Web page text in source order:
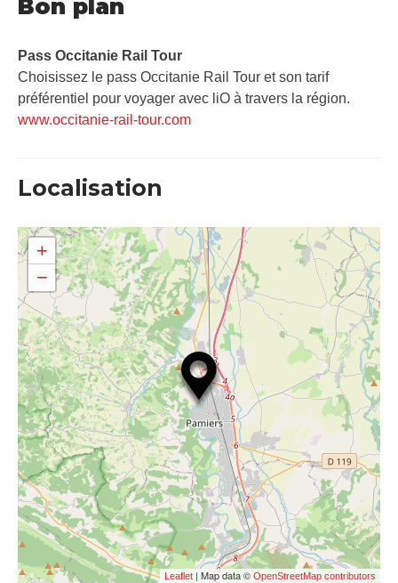
Bon plan
Pass Occitanie Rail Tour​
Choisissez le pass Occitanie Rail Tour et son tarif
préférentiel pour voyager avec liO à travers la région.
www.occitanie-rail-tour.com
Localisation
+
−
Leaflet | Map data © OpenStreetMap contributors